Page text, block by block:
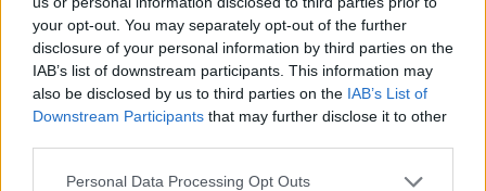
your opt-out. You may separately opt-out of the further
disclosure of your personal information by third parties on the
IAB’s list of downstream participants. This information may
also be disclosed by us to third parties on the IAB’s List of
Downstream Participants that may further disclose it to other
Please note that this website/app uses one or more Google
Personal Data Processing Opt Outs